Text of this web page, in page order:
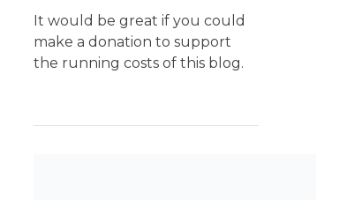
It would be great if you could
make a donation to support
the running costs of this blog.